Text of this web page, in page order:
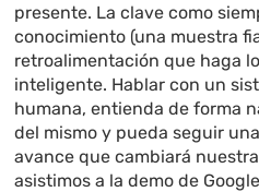
presente. La clave como
conocimiento (una muestra
retroalimentación que haga
inteligente. Hablar con un
humana, entienda de forma
del mismo y pueda seguir
avance que cambiará
asistimos a la demo de